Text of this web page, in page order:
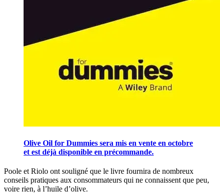
Olive Oil for Dummies sera mis en vente en octobre
et est déjà disponible en précommande.
Poole et Riolo ont souligné que le livre fournira de nombreux
conseils pratiques aux consommateurs qui ne connaissent que peu,
voire rien, à l’huile d’olive.